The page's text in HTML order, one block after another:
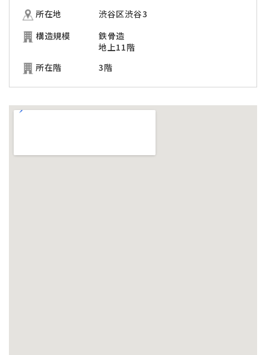
所在地
渋谷区渋谷3
構造規模
鉄骨造
地上11階
所在階
3階